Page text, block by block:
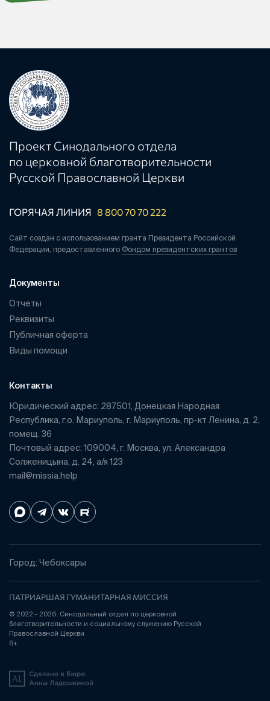
Проект Синодального отдела
по церковной благотворительности
Русской Православной Церкви
ГОРЯЧАЯ ЛИНИЯ 8 800 70 70 222
Сайт создан с использованием гранта Президента Российской
Федерации, предоставленного Фондом президентских грантов
Документы
Отчеты
Реквизиты
Публичная оферта
Виды помощи
Контакты
Юридический адрес: 287501, Донецкая Народная
Республика, г.о. Мариуполь, г. Мариуполь, пр-кт Ленина, д. 2,
помещ. 36
Почтовый адрес: 109004, г. Москва, ул. Александра
Солженицына, д. 24, а/я 123
mail@missia.help
Город: Чебоксары
ПАТРИАРШАЯ ГУМАНИТАРНАЯ МИССИЯ
© 2022 – 2026. Синодальный отдел по церковной
благотворительности и социальному служению Русской
Православной Церкви
6+